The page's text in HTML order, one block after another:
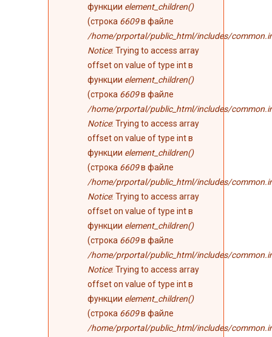
функции element_children()
(строка 6609в файле
/home/prportal/public_html/includes/
Notice: Trying to access array
offset on value of type int в
функции element_children()
(строка 6609в файле
/home/prportal/public_html/includes/
Notice: Trying to access array
offset on value of type int в
функции element_children()
(строка 6609в файле
/home/prportal/public_html/includes/
Notice: Trying to access array
offset on value of type int в
функции element_children()
(строка 6609в файле
/home/prportal/public_html/includes/
Notice: Trying to access array
offset on value of type int в
функции element_children()
(строка 6609в файле
/home/prportal/public_html/includes/